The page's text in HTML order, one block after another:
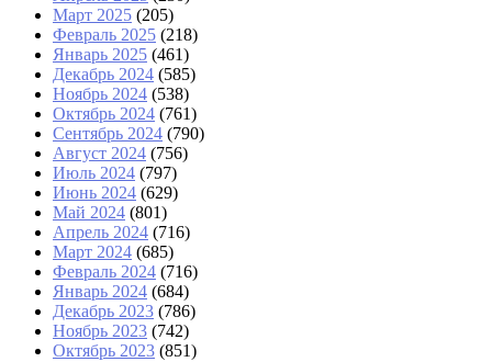
Март 2025 (205)
Февраль 2025 (218)
Январь 2025 (461)
Декабрь 2024 (585)
Ноябрь 2024 (538)
Октябрь 2024 (761)
Сентябрь 2024 (790)
Август 2024 (756)
Июль 2024 (797)
Июнь 2024 (629)
Май 2024 (801)
Апрель 2024 (716)
Март 2024 (685)
Февраль 2024 (716)
Январь 2024 (684)
Декабрь 2023 (786)
Ноябрь 2023 (742)
Октябрь 2023 (851)